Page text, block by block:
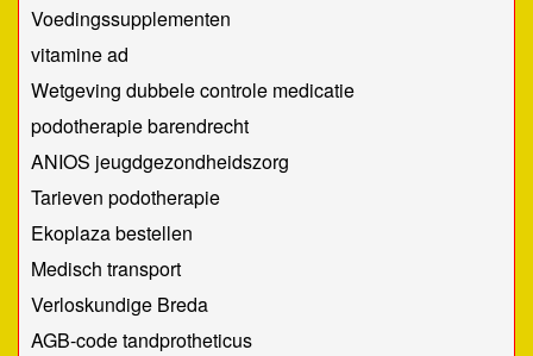
Voedingssupplementen
vitamine ad
Wetgeving dubbele controle medicatie
podotherapie barendrecht
ANIOS jeugdgezondheidszorg
Tarieven podotherapie
Ekoplaza bestellen
Medisch transport
Verloskundige Breda
AGB-code tandprotheticus